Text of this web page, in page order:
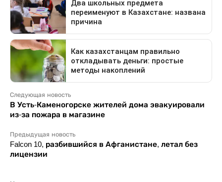
Следующая новость
В Усть-Каменогорске жителей дома эвакуировали
из-за пожара в магазине
Предыдущая новость
Falcon 10, разбившийся в Афганистане, летал без
лицензии